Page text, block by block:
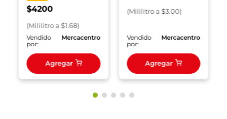
$4200
(Mililitroa $1.68)
Vendido
por:
Mercacentro
Agregar
(Mililitroa $3.00)
Vendido
por:
Mercacentro
Agregar